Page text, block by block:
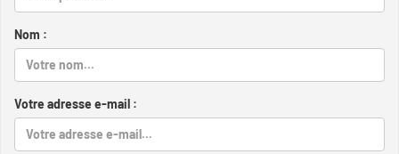
Nom :
Votre adresse e-mail :